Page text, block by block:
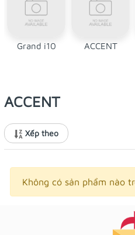
Grand i10 ACCENT
ACCENT
Xếp theo
Không có sản phẩm nào